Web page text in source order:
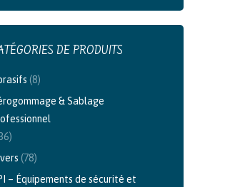
DE PRODUITS
(8)
& Sablage
(78)
– Équipements de sécurité et